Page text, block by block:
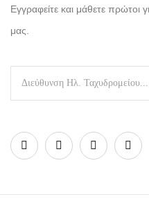
Εγγραφείτε και μάθετε πρώτοι
μας.